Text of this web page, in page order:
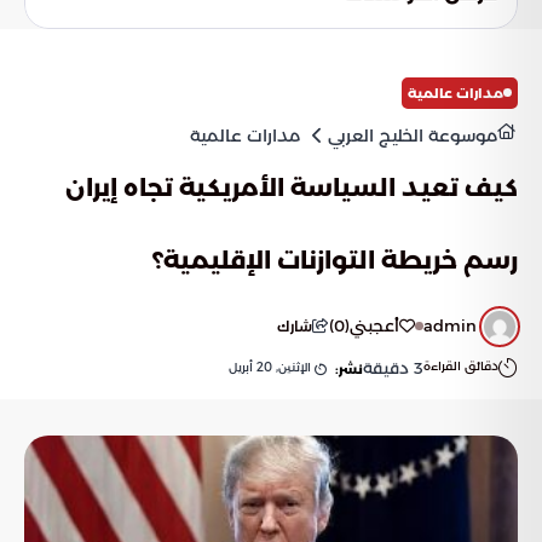
مدارات عالمية
موسوعة الخليج العربي مدارات عالمية
كيف تعيد السياسة الأمريكية تجاه إيران
رسم خريطة التوازنات الإقليمية؟
admin أعجبني(
0
) شارك
دقائق القراءة3 دقيقةنشر: الإثنين, 20 أبريل